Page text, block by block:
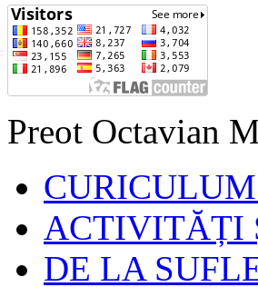
Preot Octavian
ACTIVITĂȚI
DE LA